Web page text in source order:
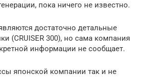
пока ничего не известно.
достаточно детальные
(CRUISER 300), но сама компания
информации не сообщает.
японской компании так и не